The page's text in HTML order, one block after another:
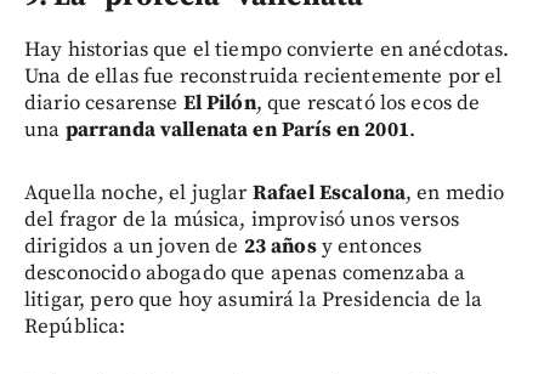
Hay historias que el tiempo convierte en anécdotas.
Una de ellas fue reconstruida recientemente por el
diario cesarense El Pilón, que rescató los ecos de
una parranda vallenata en París en 2001.
Aquella noche, el juglar Rafael Escalona, en medio
del fragor de la música, improvisó unos versos
dirigidos a un joven de 23 añosy entonces
desconocido abogado que apenas comenzaba a
litigar, pero que hoy asumirá la Presidencia de la
República: